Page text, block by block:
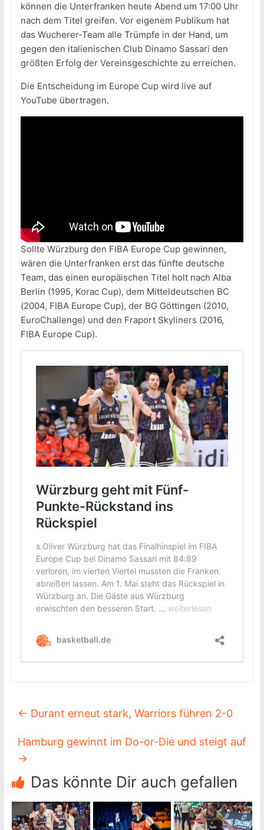
können die Unterfranken heute Abend um 17:00 Uhr
nach dem Titel greifen. Vor eigenem Publikum hat
das Wucherer-Team alle Trümpfe in der Hand, um
gegen den italienischen Club Dinamo Sassari den
größten Erfolg der Vereinsgeschichte zu erreichen.
Die Entscheidung im Europe Cup wird live auf
YouTube übertragen.
Sollte Würzburg den FIBA Europe Cup gewinnen,
wären die Unterfranken erst das fünfte deutsche
Team, das einen europäischen Titel holt nach Alba
Berlin (1995, Korac Cup), dem Mitteldeutschen BC
(2004, FIBA Europe Cup), der BG Göttingen (2010,
EuroChallenge) und den Fraport Skyliners (2016,
FIBA Europe Cup).
← Durant erneut stark, Warriors führen 2-0
Hamburg gewinnt im Do-or-Die und steigt auf
→
Das könnte Dir auch gefallen